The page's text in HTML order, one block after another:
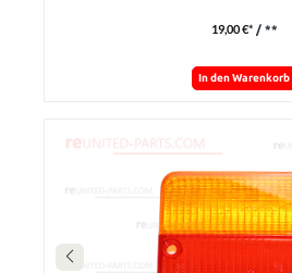
19,00 €* / **
In den Warenkorb